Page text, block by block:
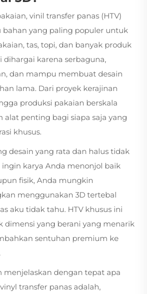
vinil transfer panas (HTV)
bahan yang paling populer untuk
tas, topi, dan banyak produk
dihargai karena serbaguna,
dan mampu membuat desain
lama. Dari proyek kerajinan
produksi pakaian berskala
alat penting bagi siapa saja yang
khusus.
desain yang rata dan halus tidak
karya Anda menonjol baik
fisik, Anda mungkin
menggunakan 3D tertebal
aku tidak tahu. HTV khusus ini
dimensi yang berani yang menarik
sentuhan premium ke
menjelaskan dengan tepat apa
transfer panas adalah,